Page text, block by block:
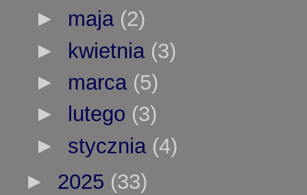
► maja (2)
► kwietnia (3)
► marca (5)
►
lutego (3)
► stycznia (4)
► 2025 (33)